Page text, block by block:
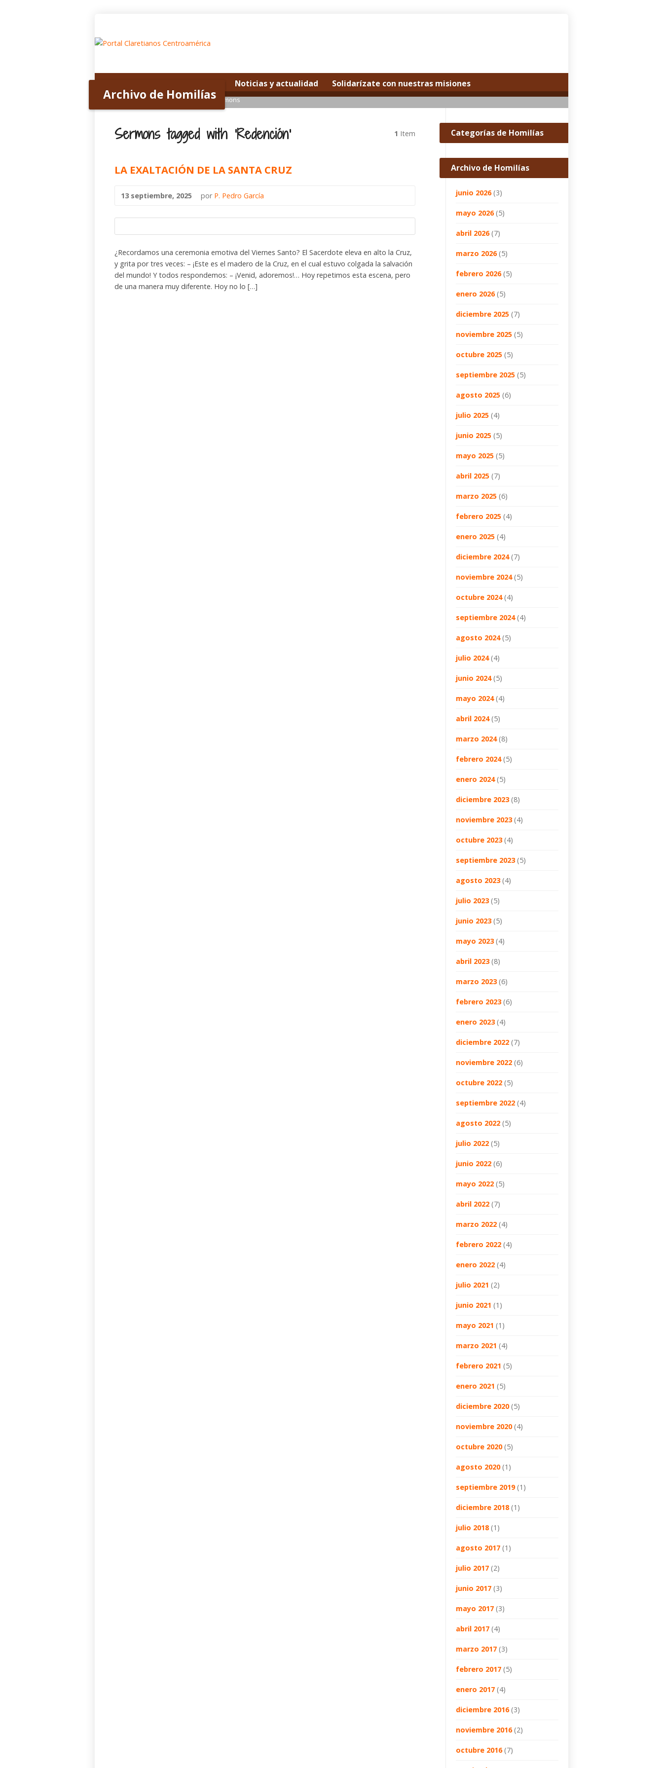
Noticias y actualidad Solidarízate con nuestras misiones
Archivo de Homilías
Home> Archivo de Homilías> Tagged Sermons
Sermons tagged with ‘Redención’ 1 Item
LA EXALTACIÓN DE LA SANTA CRUZ
13 septiembre, 2025 por P. Pedro García
¿Recordamos una ceremonia emotiva del Viernes Santo? El Sacerdote eleva en alto la Cruz,
y grita por tres veces: – ¡Este es el madero de la Cruz, en el cual estuvo colgada la salvación
del mundo! Y todos respondemos: – ¡Venid, adoremos!… Hoy repetimos esta escena, pero
de una manera muy diferente. Hoy no lo […]
Categorías de Homilías
Archivo de Homilías
junio 2026(3)
mayo 2026(5)
abril 2026(7)
marzo 2026(5)
febrero 2026(5)
enero 2026(5)
diciembre 2025 (7)
noviembre 2025 (5)
octubre 2025 (5)
septiembre 2025 (5)
agosto 2025 (6)
julio 2025 (4)
junio 2025 (5)
mayo 2025 (5)
abril 2025 (7)
marzo 2025 (6)
febrero 2025 (4)
enero 2025 (4)
diciembre 2024(7)
noviembre 2024(5)
octubre 2024(4)
septiembre 2024(4)
agosto 2024(5)
julio 2024(4)
junio 2024(5)
mayo 2024(4)
abril 2024(5)
marzo 2024(8)
febrero 2024(5)
enero 2024(5)
diciembre 2023(8)
noviembre 2023(4)
octubre 2023(4)
septiembre 2023(5)
agosto 2023(4)
julio 2023(5)
junio 2023(5)
mayo 2023(4)
abril 2023(8)
marzo 2023(6)
febrero 2023(6)
enero 2023(4)
diciembre 2022 (7)
noviembre 2022 (6)
octubre 2022 (5)
septiembre 2022 (4)
agosto 2022 (5)
julio 2022 (5)
junio 2022 (6)
mayo 2022 (5)
abril 2022 (7)
marzo 2022 (4)
febrero 2022 (4)
enero 2022 (4)
julio 2021 (2)
junio 2021 (1)
mayo 2021 (1)
marzo 2021 (4)
febrero 2021 (5)
enero 2021 (5)
diciembre 2020(5)
noviembre 2020(4)
octubre 2020(5)
agosto 2020(1)
septiembre 2019(1)
diciembre 2018(1)
julio 2018(1)
agosto 2017 (1)
julio 2017 (2)
junio 2017 (3)
mayo 2017 (3)
abril 2017 (4)
marzo 2017 (3)
febrero 2017 (5)
enero 2017 (4)
diciembre 2016(3)
noviembre 2016(2)
octubre 2016(7)